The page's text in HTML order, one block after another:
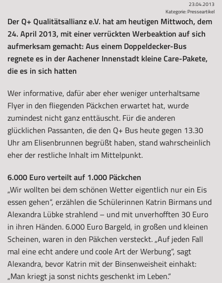
23.04.2013
Kategorie:Presseartikel
Der Q+ Qualitätsallianz e.V. hat am heutigen Mittwoch, dem
24. April 2013, mit einer verrückten Werbeaktion auf sich
aufmerksam gemacht: Aus einem Doppeldecker-Bus
regnete es in der Aachener Innenstadt kleine Care-Pakete,
die es in sich hatten
Wer informative, dafür aber eher weniger unterhaltsame
Flyer in den fliegenden Päckchen erwartet hat, wurde
zumindest nicht ganz enttäuscht. Für die anderen
glücklichen Passanten, die den Q+ Bus heute gegen 13.30
Uhr am Elisenbrunnen begrüßt haben, stand wahrscheinlich
eher der restliche Inhalt im Mittelpunkt.
6.000 Euro verteilt auf 1.000 Päckchen
„Wir wollten bei dem schönen Wetter eigentlich nur ein Eis
essen gehen“, erzählen die Schülerinnen Katrin Birmans und
Alexandra Lübke strahlend – und mit unverhofften 30 Euro
in ihren Händen. 6.000 Euro Bargeld, in großen und kleinen
Scheinen, waren in den Päkchen versteckt. „Auf jeden Fall
mal eine echt andere und coole Art der Werbung“, sagt
Alexandra, bevor Katrin mit der Binsenweisheit einhakt:
„Man kriegt ja sonst nichts geschenkt im Leben.“